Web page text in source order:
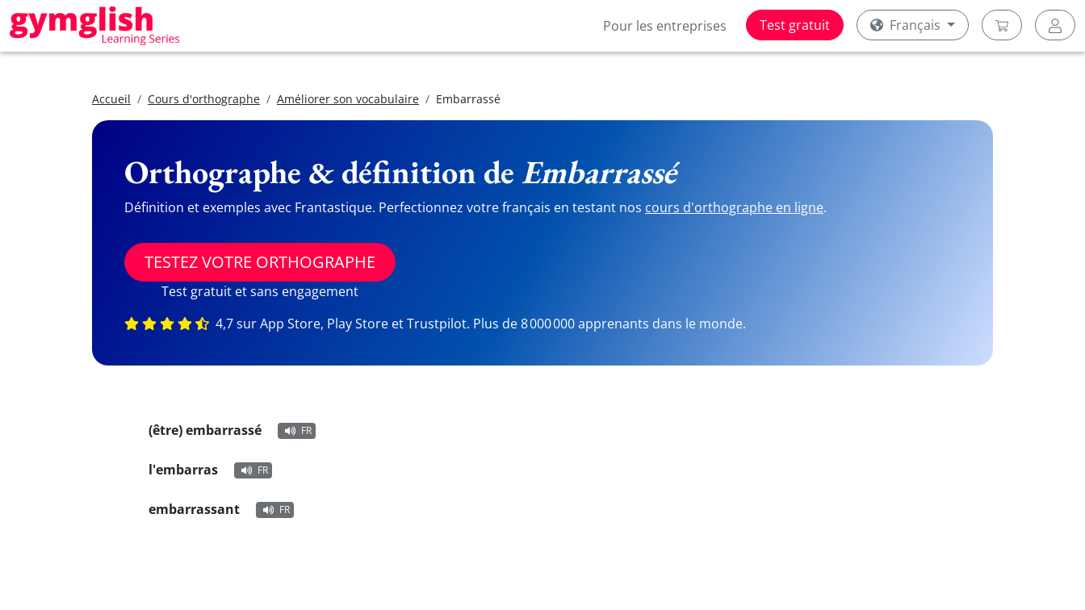
Pour les entreprises Test gratuit Français
Accueil Cours d'orthographe Améliorer son vocabulaire Embarrassé
Orthographe & définition de Embarrassé
Définition et exemples avec Frantastique. Perfectionnez votre français en testant nos cours d'orthographe en ligne.
TESTEZ VOTRE ORTHOGRAPHE
Test gratuit et sans engagement
4,7 sur App Store, Play Store et Trustpilot. Plus de 8 000 000 apprenants dans le monde.
(être) embarrassé FR
l'embarras FR
embarrassant FR